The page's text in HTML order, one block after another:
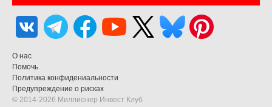
О нас
Помочь
Политика конфидениальности
Предупреждение о рисках
© 2014-2026 Миллионер Инвест Клуб